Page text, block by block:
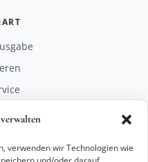
verwenden wir Technologien wie